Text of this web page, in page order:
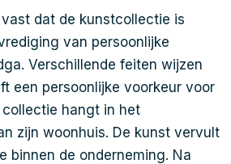
dat de kunstcollectie is
van persoonlijke
Verschillende feiten wijzen
een persoonlijke voorkeur voor
hangt in het
zijn woonhuis. De kunst vervult
binnen de onderneming. Na